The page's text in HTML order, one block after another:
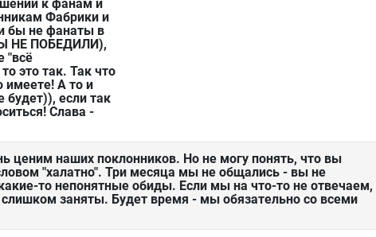
к фанам и
Фабрики и
бы не фанаты в
НЕ ПОБЕДИЛИ),
"всё
это так. Так что
имеете! А то и
будет)), если так
Слава -
ценим наших поклонников. Но не могу понять, что вы
"халатно". Три месяца мы не общались - вы не
то непонятные обиды. Если мы на что-то не отвечаем,
слишком заняты. Будет время - мы обязательно со всеми